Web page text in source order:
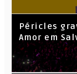
Péricles
Amor em